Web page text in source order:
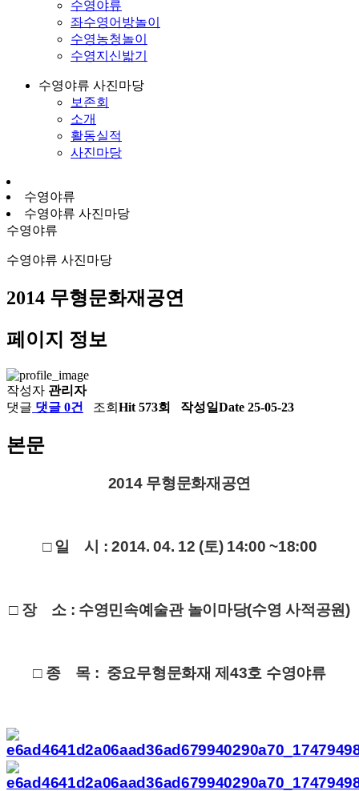
수영야류
좌수영어방놀이
수영농청놀이
수영지신밟기
수영야류 사진마당
보존회
소개
활동실적
사진마당
수영야류
수영야류 사진마당
수영야류
수영야류 사진마당
2014 무형문화재공연
페이지 정보
작성자 관리자
댓글 댓글 0건 조회 Hit 573회 작성일Date 25-05-23
본문
2014 무형문화재공연
□ 일 시 : 2014. 04. 12 (토) 14:00 ~18:00
□ 장 소 : 수영민속예술관 놀이마당(수영 사적공원)
□ 종 목 : 중요무형문화재 제43호 수영야류